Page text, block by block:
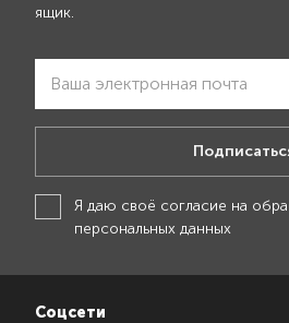
ящик.
Я даю своё согласие на
персональных данных
Соцсети